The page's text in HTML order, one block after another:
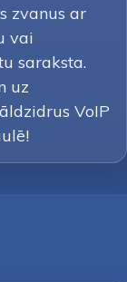
zvanus ar
vai
saraksta.
uz
VoIP